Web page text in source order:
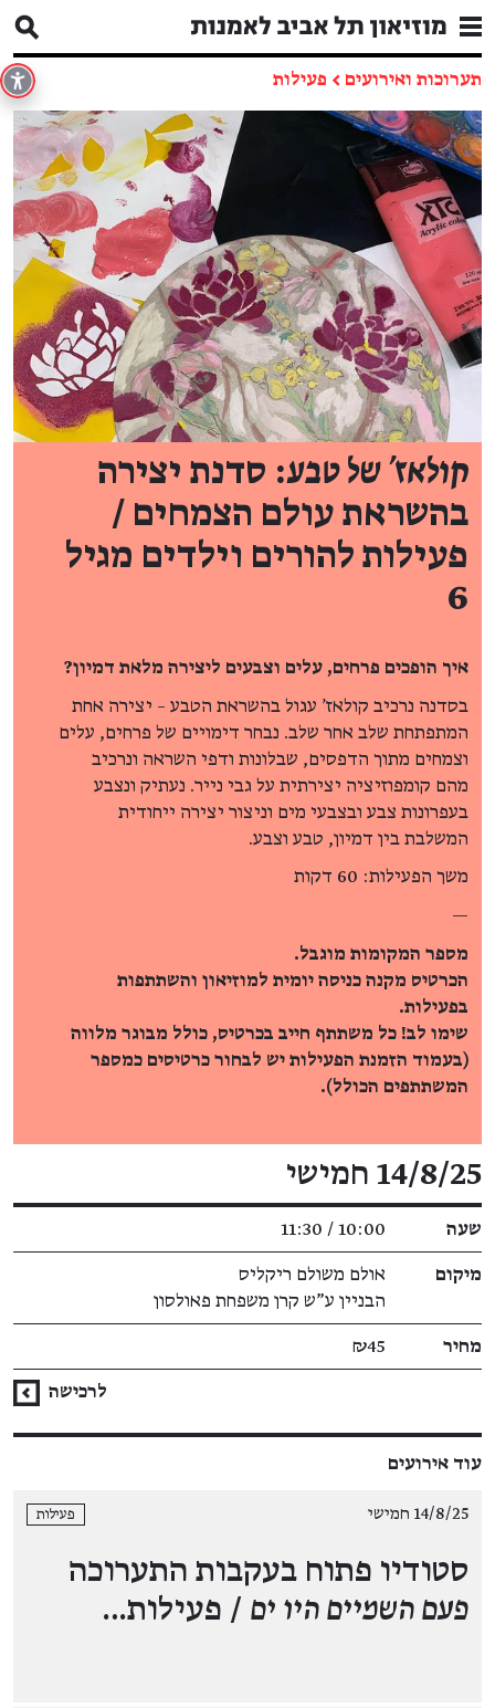
תערוכות ואירועים ← פעילות
קולאז' של טבע: סדנת יצירה
בהשראת עולם הצמחים /
פעילות להורים וילדים מגיל
6
איך הופכים פרחים, עלים וצבעים ליצירה מלאת דמיון?
בסדנה נרכיב קולאז' עגול בהשראת הטבע – יצירה אחת
המתפתחת שלב אחר שלב. נבחר דימויים של פרחים, עלים
וצמחים מתוך הדפסים, שבלונות ודפי השראה ונרכיב
מהם קומפוזיציה יצירתית על גבי נייר. נעתיק ונצבע
בעפרונות צבע ובצבעי מים וניצור יצירה ייחודית
המשלבת בין דמיון, טבע וצבע.
משך הפעילות: 60 דקות
—
מספר המקומות מוגבל.
הכרטיס מקנה כניסה יומית למוזיאון והשתתפות
בפעילות.
שימו לב! כל משתתף חייב בכרטיס, כולל מבוגר מלווה
(בעמוד הזמנת הפעילות יש לבחור כרטיסים כמספר
המשתתפים הכולל).
פרטי האירוע
14/8/25 חמישי
שעה 10:00 / 11:30
מיקום
אולם משולם ריקליס
הבניין ע"ש קרן משפחת פאולסון
מחיר ₪45
לרכישה
עוד אירועים
14/8/25 חמישי פעילות
סטודיו פתוח בעקבות התערוכה
פעם השמיים היו ים / פעילות…